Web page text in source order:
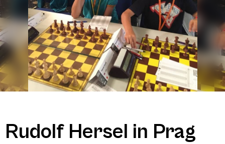
Rudolf Hersel in Prag